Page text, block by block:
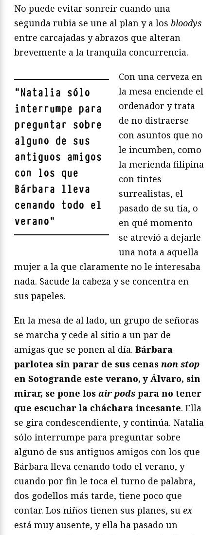
No puede evitar sonreír cuando una
segunda rubia se une al plan y a los bloodys
entre carcajadas y abrazos que alteran
brevemente a la tranquila concurrencia.
"Natalia sólo
interrumpe para
preguntar sobre
alguno de sus
antiguos amigos
con los que
Bárbara lleva
cenando todo el
verano"
Con una cerveza en
la mesa enciende el
ordenador y trata
de no distraerse
con asuntos que no
le incumben, como
la merienda filipina
con tintes
surrealistas, el
pasado de su tía, o
en qué momento
se atrevió a dejarle
una nota a aquella
mujer a la que claramente no le interesaba
nada. Sacude la cabeza y se concentra en
sus papeles.
En la mesa de al lado, un grupo de señoras
se marcha y cede al sitio a un par de
amigas que se ponen al día. Bárbara
parlotea sin parar de sus cenas non stop
en Sotogrande este verano, y Álvaro, sin
mirar, se pone los air pods para no tener
que escuchar la cháchara incesante. Ella
se gira condescendiente, y continúa. Natalia
sólo interrumpe para preguntar sobre
alguno de sus antiguos amigos con los que
Bárbara lleva cenando todo el verano, y
cuando por fin le toca el turno de palabra,
dos godellos más tarde, tiene poco que
contar. Los niños tienen sus planes, su ex
está muy ausente, y ella ha pasado un